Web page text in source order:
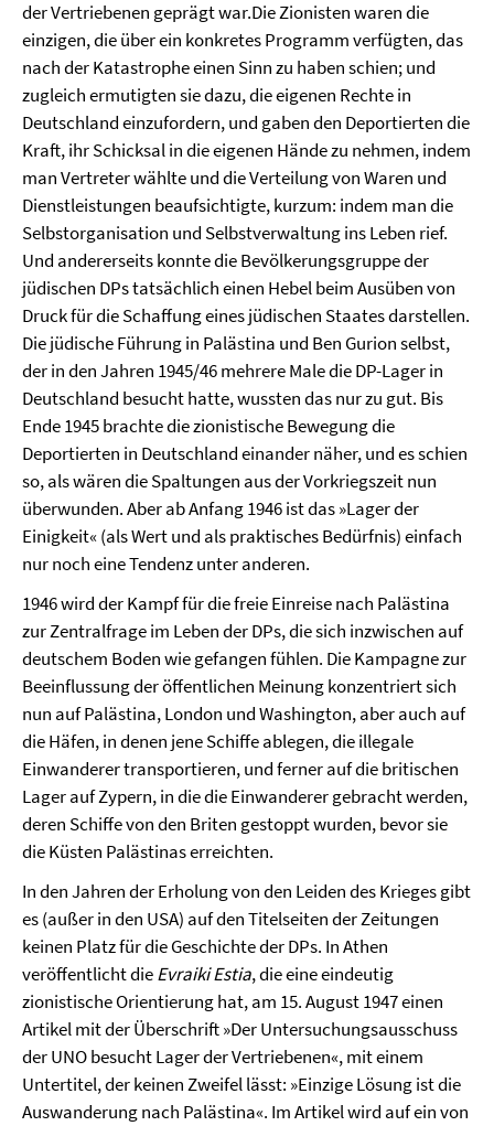
der Vertriebenen geprägt war.Die Zionisten waren die
einzigen, die über ein konkretes Programm verfügten, das
nach der Katastrophe einen Sinn zu haben schien; und
zugleich ermutigten sie dazu, die eigenen Rechte in
Deutschland einzufordern, und gaben den Deportierten die
Kraft, ihr Schicksal in die eigenen Hände zu nehmen, indem
man Vertreter wählte und die Verteilung von Waren und
Dienstleistungen beaufsichtigte, kurzum: indem man die
Selbstorganisation und Selbstverwaltung ins Leben rief.
Und andererseits konnte die Bevölkerungsgruppe der
jüdischen DPs tatsächlich einen Hebel beim Ausüben von
Druck für die Schaffung eines jüdischen Staates darstellen.
Die jüdische Führung in Palästina und Ben Gurion selbst,
der in den Jahren 1945/46 mehrere Male die DP-Lager in
Deutschland besucht hatte, wussten das nur zu gut. Bis
Ende 1945 brachte die zionistische Bewegung die
Deportierten in Deutschland einander näher, und es schien
so, als wären die Spaltungen aus der Vorkriegszeit nun
überwunden. Aber ab Anfang 1946 ist das »Lager der
Einigkeit« (als Wert und als praktisches Bedürfnis) einfach
nur noch eine Tendenz unter anderen.
1946 wird der Kampf für die freie Einreise nach Palästina
zur Zentralfrage im Leben der DPs, die sich inzwischen auf
deutschem Boden wie gefangen fühlen. Die Kampagne zur
Beeinflussung der öffentlichen Meinung konzentriert sich
nun auf Palästina, London und Washington, aber auch auf
die Häfen, in denen jene Schiffe ablegen, die illegale
Einwanderer transportieren, und ferner auf die britischen
Lager auf Zypern, in die die Einwanderer gebracht werden,
deren Schiffe von den Briten gestoppt wurden, bevor sie
die Küsten Palästinas erreichten.
In den Jahren der Erholung von den Leiden des Krieges gibt
es (außer in den USA) auf den Titelseiten der Zeitungen
keinen Platz für die Geschichte der DPs. In Athen
veröffentlicht dieEvraiki Estia, die eine eindeutig
zionistische Orientierung hat, am 15. August 1947 einen
Artikel mit der Überschrift »Der Untersuchungsausschuss
der UNO besucht Lager der Vertriebenen«, mit einem
Untertitel, der keinen Zweifel lässt: »Einzige Lösung ist die
Auswanderung nach Palästina«. Im Artikel wird auf ein von